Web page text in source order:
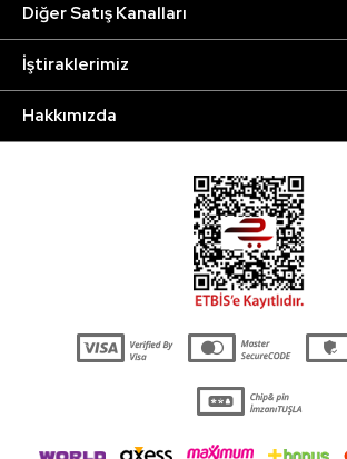
Diğer Satış Kanalları
İştiraklerimiz
Hakkımızda